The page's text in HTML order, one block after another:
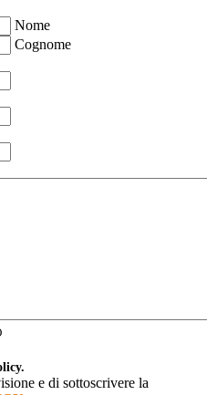
Nome
Cognome
e di sottoscrivere la